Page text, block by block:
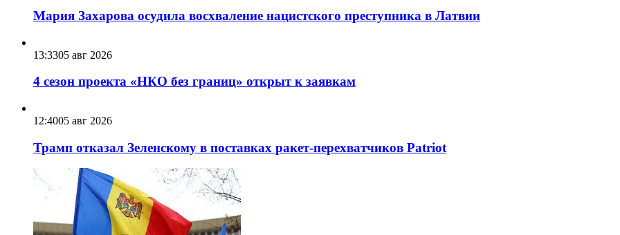
Мария Захарова осудила восхваление нацистского преступника в Латвии
13:3305 авг 2026
4 сезон проекта «НКО без границ» открыт к заявкам
12:4005 авг 2026
Трамп отказал Зеленскому в поставках ракет-перехватчиков Patriot